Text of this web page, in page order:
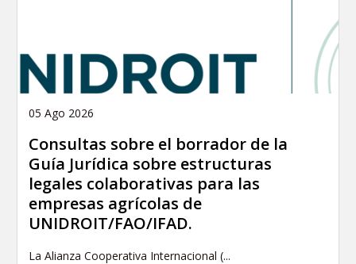
05 Ago 2026
Consultas sobre el borrador de la
Guía Jurídica sobre estructuras
legales colaborativas para las
empresas agrícolas de
UNIDROIT/FAO/IFAD.
La Alianza Cooperativa Internacional (...